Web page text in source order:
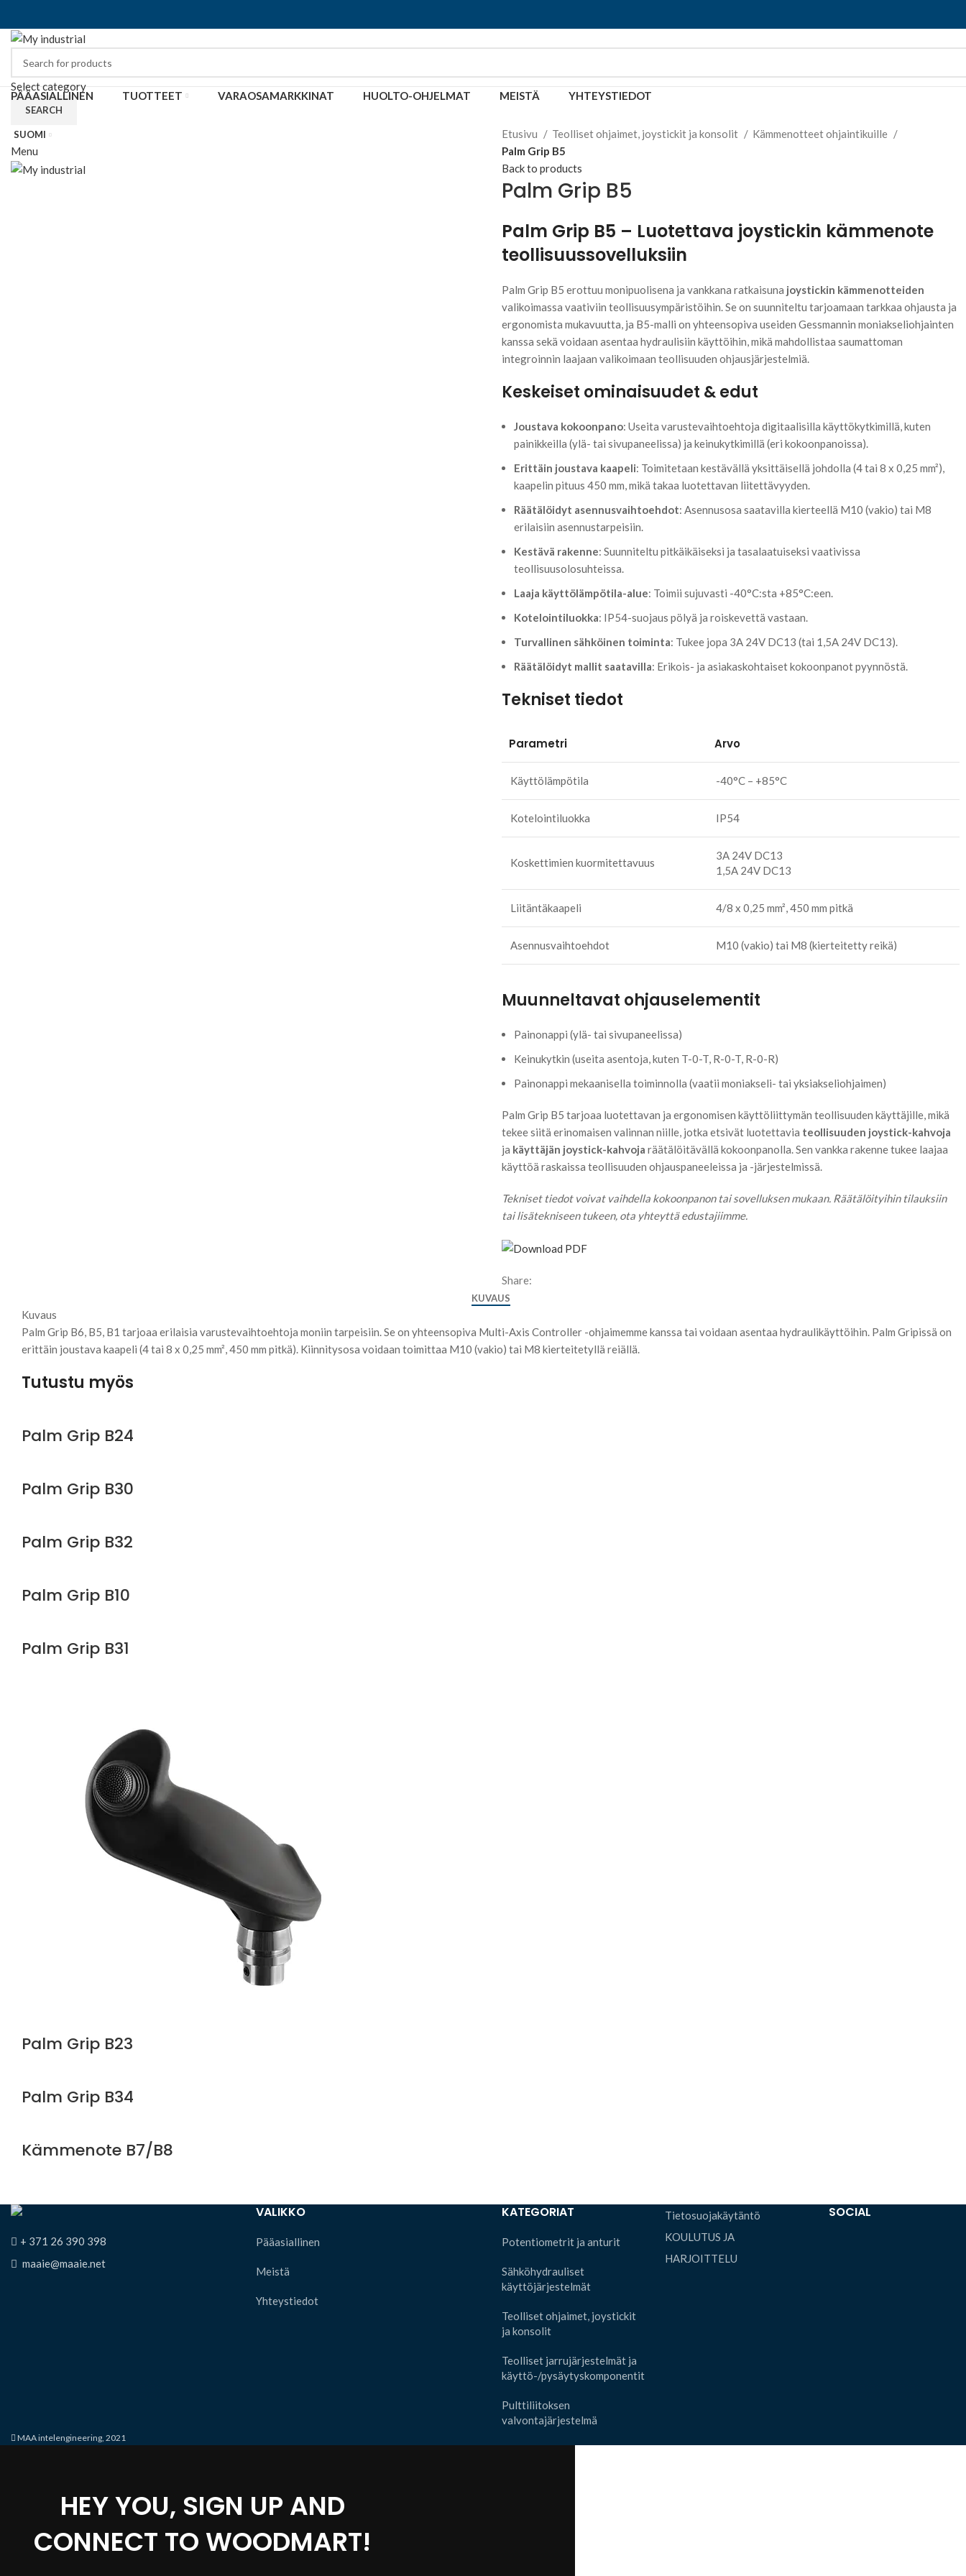
Select category
SEARCH
SUOMI
Menu
PÄÄASIALLINEN TUOTTEET VARAOSAMARKKINAT HUOLTO-OHJELMAT MEISTÄ YHTEYSTIEDOT
Click to enlarge
Etusivu Teolliset ohjaimet, joystickit ja konsolit
Kämmenotteet ohjaintikuille
Palm Grip B5
Back to products
Palm Grip B5
Palm Grip B5 – Luotettava joystickin kämmenote
teollisuussovelluksiin
Palm Grip B5 erottuu monipuolisena ja vankkana ratkaisuna joystickin kämmenotteiden
valikoimassa vaativiin teollisuusympäristöihin. Se on suunniteltu tarjoamaan tarkkaa ohjausta ja
ergonomista mukavuutta, ja B5-malli on yhteensopiva useiden Gessmannin moniakseliohjainten
kanssa sekä voidaan asentaa hydraulisiin käyttöihin, mikä mahdollistaa saumattoman
integroinnin laajaan valikoimaan teollisuuden ohjausjärjestelmiä.
Keskeiset ominaisuudet & edut
Joustava kokoonpano: Useita varustevaihtoehtoja digitaalisilla käyttökytkimillä, kuten
painikkeilla (ylä- tai sivupaneelissa) ja keinukytkimillä (eri kokoonpanoissa).
Erittäin joustava kaapeli: Toimitetaan kestävällä yksittäisellä johdolla (4 tai 8 x 0,25 mm²),
kaapelin pituus 450 mm, mikä takaa luotettavan liitettävyyden.
Räätälöidyt asennusvaihtoehdot: Asennusosa saatavilla kierteellä M10 (vakio) tai M8
erilaisiin asennustarpeisiin.
Kestävä rakenne: Suunniteltu pitkäikäiseksi ja tasalaatuiseksi vaativissa
teollisuusolosuhteissa.
Laaja käyttölämpötila-alue: Toimii sujuvasti -40°C:sta +85°C:een.
Kotelointiluokka: IP54-suojaus pölyä ja roiskevettä vastaan.
Turvallinen sähköinen toiminta: Tukee jopa 3A 24V DC13 (tai 1,5A 24V DC13).
Räätälöidyt mallit saatavilla: Erikois- ja asiakaskohtaiset kokoonpanot pyynnöstä.
Tekniset tiedot
Parametri Arvo
Käyttölämpötila -40°C – +85°C
Kotelointiluokka IP54
Koskettimien kuormitettavuus
3A 24V DC13
1,5A 24V DC13
Liitäntäkaapeli 4/8 x 0,25 mm², 450 mm pitkä
Asennusvaihtoehdot M10 (vakio) tai M8 (kierteitetty reikä)
Muunneltavat ohjauselementit
Painonappi (ylä- tai sivupaneelissa)
Keinukytkin (useita asentoja, kuten T-0-T, R-0-T, R-0-R)
Painonappi mekaanisella toiminnolla (vaatii moniakseli- tai yksiakseliohjaimen)
Palm Grip B5 tarjoaa luotettavan ja ergonomisen käyttöliittymän teollisuuden käyttäjille, mikä
tekee siitä erinomaisen valinnan niille, jotka etsivät luotettavia teollisuuden joystick-kahvoja
ja käyttäjän joystick-kahvoja räätälöitävällä kokoonpanolla. Sen vankka rakenne tukee laajaa
käyttöä raskaissa teollisuuden ohjauspaneeleissa ja -järjestelmissä.
Tekniset tiedot voivat vaihdella kokoonpanon tai sovelluksen mukaan. Räätälöityihin tilauksiin
tai lisätekniseen tukeen, ota yhteyttä edustajiimme.
Share:
KUVAUS
Kuvaus
Palm Grip B6, B5, B1 tarjoaa erilaisia varustevaihtoehtoja moniin tarpeisiin. Se on yhteensopiva Multi-Axis Controller -ohjaimemme kanssa tai voidaan asentaa hydraulikäyttöihin. Palm Gripissä on
erittäin joustava kaapeli (4 tai 8 x 0,25 mm², 450 mm pitkä). Kiinnitysosa voidaan toimittaa M10 (vakio) tai M8 kierteitetyllä reiällä.
Tutustu myös
Palm Grip B24
Palm Grip B30
Palm Grip B32
Palm Grip B10
Palm Grip B31
Palm Grip B23
Palm Grip B34
Kämmenote B7/B8
+ 371 26 390 398
maaie@maaie.net
VALIKKO
Pääasiallinen
Meistä
Yhteystiedot
KATEGORIAT
Potentiometrit ja anturit
Sähköhydrauliset
käyttöjärjestelmät
Teolliset ohjaimet, joystickit
ja konsolit
Teolliset jarrujärjestelmät ja
käyttö-/pysäytyskomponentit
Pulttiliitoksen
valvontajärjestelmä
Tietosuojakäytäntö
KOULUTUS JA
HARJOITTELU
SOCIAL
MAA intelengineering, 2021
HEY YOU, SIGN UP AND
CONNECT TO WOODMART!